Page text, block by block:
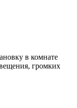
в комнате
громких